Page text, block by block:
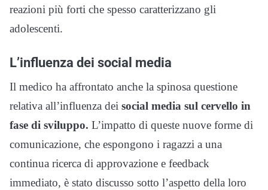
reazioni più forti che spesso caratterizzano gli
adolescenti.
L’influenza dei social media
Il medico ha affrontato anche la spinosa questione
relativa all’influenza dei social media sul cervello in
fase di sviluppo. L’impatto di queste nuove forme di
comunicazione, che espongono i ragazzi a una
continua ricerca di approvazione e feedback
immediato, è stato discusso sotto l’aspetto della loro